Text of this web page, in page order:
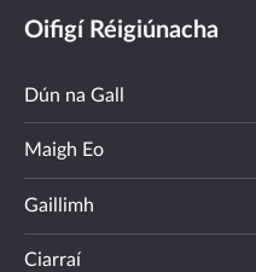
Oifigí Réigiúnacha
Dún na Gall
Maigh Eo
Gaillimh
Ciarraí